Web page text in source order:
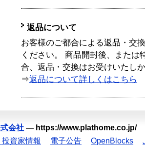
返品について
お客様のご都合による返品・交
ください。 商品開封後、または
合、返品・交換はお受けいたし
⇒返品について詳しくはこちら
会社 — https://www.plathome.co.jp/
資家情報 電子公告 OpenBlocks